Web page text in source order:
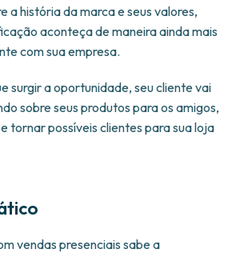
a história da marca e seus valores,
aconteça de maneira ainda mais
com sua empresa.
surgir a oportunidade, seu cliente vai
sobre seus produtos para os amigos,
tornar possíveis clientes para sua loja
vendas presenciais sabe a